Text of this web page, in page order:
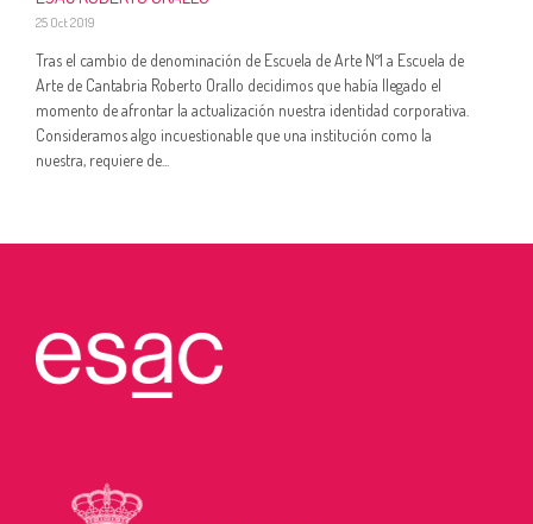
25 Oct 2019
Tras el cambio de denominación de Escuela de Arte Nº1 a Escuela de
Arte de Cantabria Roberto Orallo decidimos que había llegado el
momento de afrontar la actualización nuestra identidad corporativa.
Consideramos algo incuestionable que una institución como la
nuestra, requiere de...